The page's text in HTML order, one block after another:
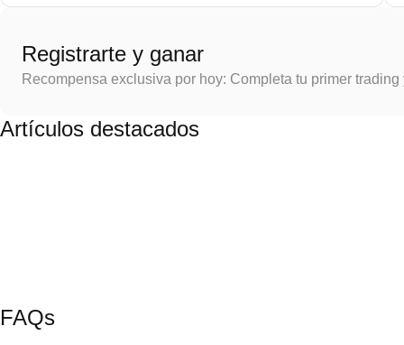
Registrarte y ganar
Recompensa exclusiva por hoy: Completa tu primer
Artículos destacados
FAQs